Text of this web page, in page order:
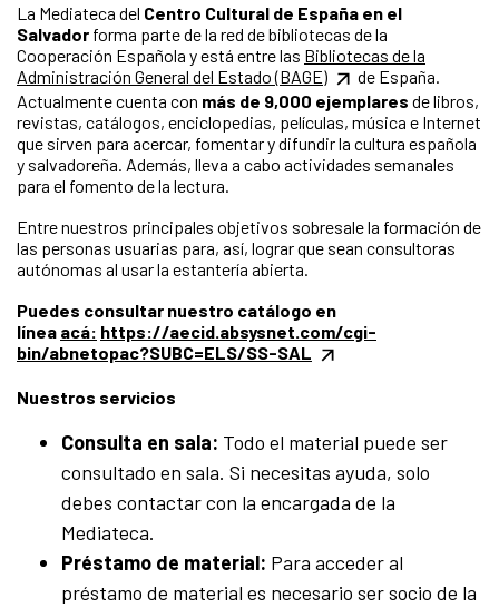
La Mediateca del Centro Cultural de España en el
Salvador forma parte de la red de bibliotecas de la
Cooperación Española y está entre las Bibliotecas de la
Administración General del Estado (BAGE)
de España.
Actualmente cuenta con más de 9,000 ejemplares de libros,
revistas, catálogos, enciclopedias, películas, música e Internet
que sirven para acercar, fomentar y difundir la cultura española
y salvadoreña. Además, lleva a cabo actividades semanales
para el fomento de la lectura.
Entre nuestros principales objetivos sobresale la formación de
las personas usuarias para, así, lograr que sean consultoras
autónomas al usar la estantería abierta.
Puedes consultar nuestro catálogo en
línea acá: https://aecid.absysnet.com/cgi-
bin/abnetopac?SUBC=ELS/SS-SAL
Nuestros servicios
Consulta en sala: Todo el material puede ser
consultado en sala. Si necesitas ayuda, solo
debes contactar con la encargada de la
Mediateca.
Préstamo de material: Para acceder al
préstamo de material es necesario ser socio de la